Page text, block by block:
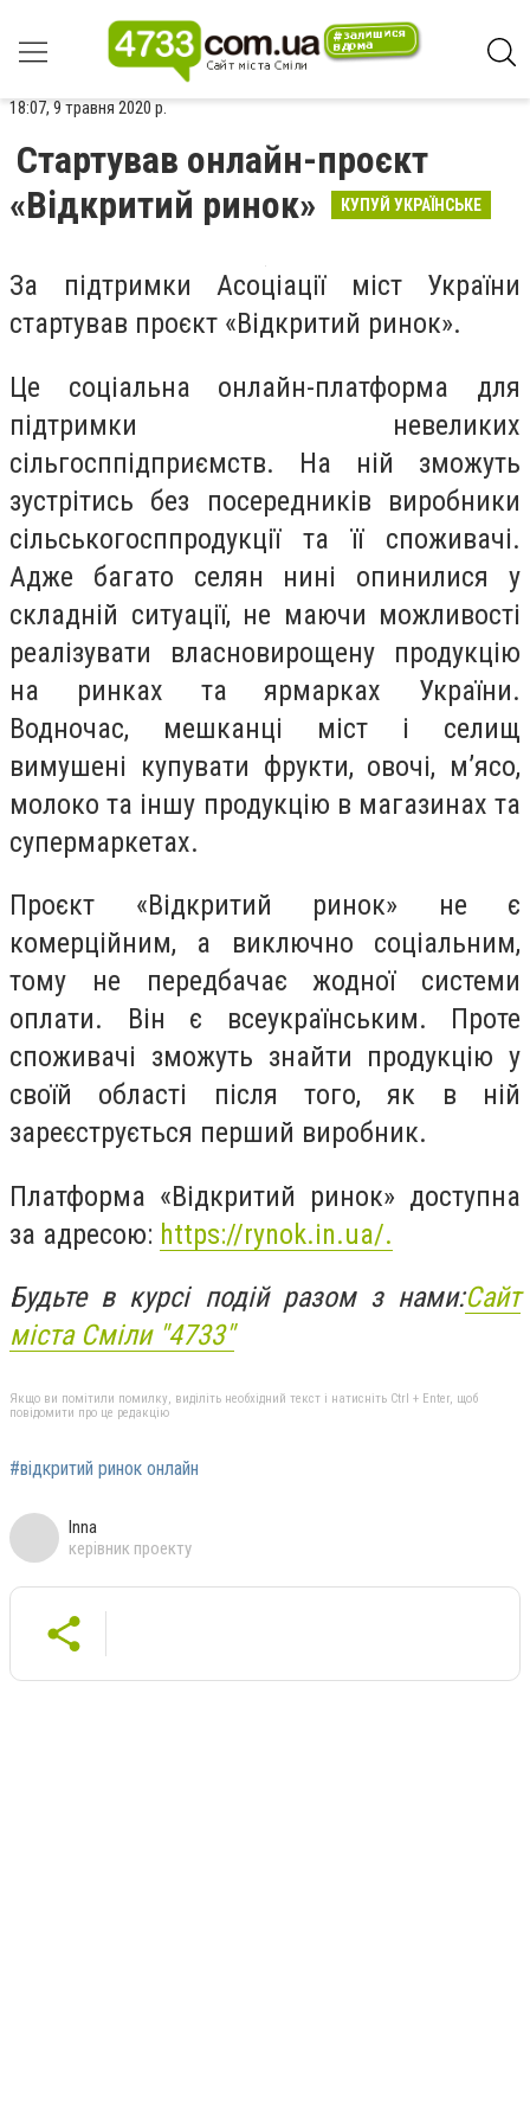
18:07, 9 травня 2020 р.
Стартував онлайн-проєкт
«Відкритий ринок»
КУПУЙ УКРАЇНСЬКЕ
За підтримки Асоціації міст України
стартував проєкт «Відкритий ринок».
Це соціальна онлайн-платформа для
підтримки невеликих
сільгосппідприємств. На ній зможуть
зустрітись без посередників виробники
сільськогосппродукції та її споживачі.
Адже багато селян нині опинилися у
складній ситуації, не маючи можливості
реалізувати власновирощену продукцію
на ринках та ярмарках України.
Водночас, мешканці міст і селищ
вимушені купувати фрукти, овочі, м’ясо,
молоко та іншу продукцію в магазинах та
супермаркетах.
Проєкт «Відкритий ринок» не є
комерційним, а виключно соціальним,
тому не передбачає жодної системи
оплати. Він є всеукраїнським. Проте
споживачі зможуть знайти продукцію у
своїй області після того, як в ній
зареєструється перший виробник.
Платформа «Відкритий ринок» доступна
за адресою: https://rynok.in.ua/.
Будьте в курсі подій разом з нами:Сайт
міста Сміли "4733"
Якщо ви помітили помилку, виділіть необхідний текст і натисніть Ctrl + Enter, щоб
повідомити про це редакцію
#відкритий ринок онлайн
Inna
керівник проекту